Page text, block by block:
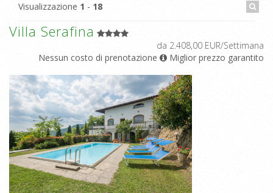
Visualizzazione 1 - 18
Villa Serafina
da 2.408,00 EUR/Settimana
Nessun costo di prenotazione
Miglior prezzo garantito